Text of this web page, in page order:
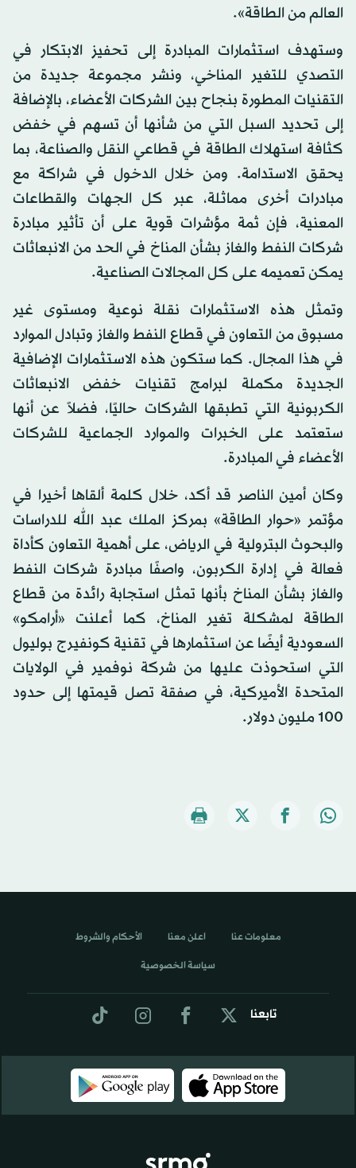
العالم من الطاقة».
وستهدف استثمارات المبادرة إلى تحفيز الابتكار في
التصدي للتغير المناخي، ونشر مجموعة جديدة من
التقنيات المطورة بنجاح بين الشركات الأعضاء، بالإضافة
إلى تحديد السبل التي من شأنها أن تسهم في خفض
كثافة استهلاك الطاقة في قطاعي النقل والصناعة، بما
يحقق الاستدامة. ومن خلال الدخول في شراكة مع
مبادرات أخرى مماثلة، عبر كل الجهات والقطاعات
المعنية، فإن ثمة مؤشرات قوية على أن تأثير مبادرة
شركات النفط والغاز بشأن المناخ في الحد من الانبعاثات
يمكن تعميمه على كل المجالات الصناعية.
وتمثل هذه الاستثمارات نقلة نوعية ومستوى غير
مسبوق من التعاون في قطاع النفط والغاز وتبادل الموارد
في هذا المجال. كما ستكون هذه الاستثمارات الإضافية
الجديدة مكملة لبرامج تقنيات خفض الانبعاثات
الكربونية التي تطبقها الشركات حاليًا، فضلاً عن أنها
ستعتمد على الخبرات والموارد الجماعية للشركات
الأعضاء في المبادرة.
وكان أمين الناصر قد أكد، خلال كلمة ألقاها أخيرا في
مؤتمر «حوار الطاقة» بمركز الملك عبد الله للدراسات
والبحوث البترولية في الرياض، على أهمية التعاون كأداة
فعالة في إدارة الكربون، واصفًا مبادرة شركات النفط
والغاز بشأن المناخ بأنها تمثل استجابة رائدة من قطاع
الطاقة لمشكلة تغير المناخ، كما أعلنت «أرامكو»
السعودية أيضًا عن استثمارها في تقنية كونفيرج بوليول
التي استحوذت عليها من شركة نوفمير في الولايات
المتحدة الأميركية، في صفقة تصل قيمتها إلى حدود
100 مليون دولار.
تابعنا
معلومات عنا اعلن معنا الأحكام والشروط
سياسة الخصوصية